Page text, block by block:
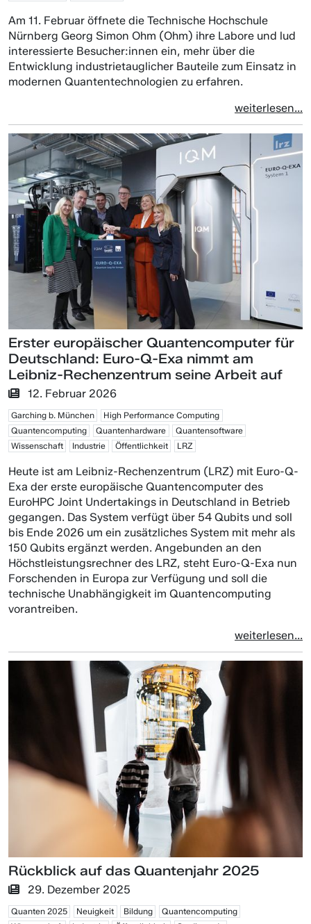
Am 11. Februar öffnete die Technische Hochschule
Nürnberg Georg Simon Ohm (Ohm) ihre Labore und lud
interessierte Besucher:innen ein, mehr über die
Entwicklung industrietauglicher Bauteile zum Einsatz in
modernen Quantentechnologien zu erfahren.
weiterlesen...
Erster europäischer Quantencomputer für
Deutschland: Euro-Q-Exa nimmt am
Leibniz-Rechenzentrum seine Arbeit auf
12. Februar 2026
Garching b. München
High Performance Computing
Quantencomputing
Quantenhardware
Quantensoftware
Wissenschaft
Industrie Öffentlichkeit LRZ
Heute ist am Leibniz-Rechenzentrum (LRZ) mit Euro-Q-
Exa der erste europäische Quantencomputer des
EuroHPC Joint Undertakings in Deutschland in Betrieb
gegangen. Das System verfügt über 54 Qubits und soll
bis Ende 2026 um ein zusätzliches System mit mehr als
150 Qubits ergänzt werden. Angebunden an den
Höchstleistungsrechner des LRZ, steht Euro-Q-Exa nun
Forschenden in Europa zur Verfügung und soll die
technische Unabhängigkeit im Quantencomputing
vorantreiben.
weiterlesen...
Rückblick auf das Quantenjahr 2025
29. Dezember 2025
Quanten 2025 Neuigkeit Bildung
Quantencomputing